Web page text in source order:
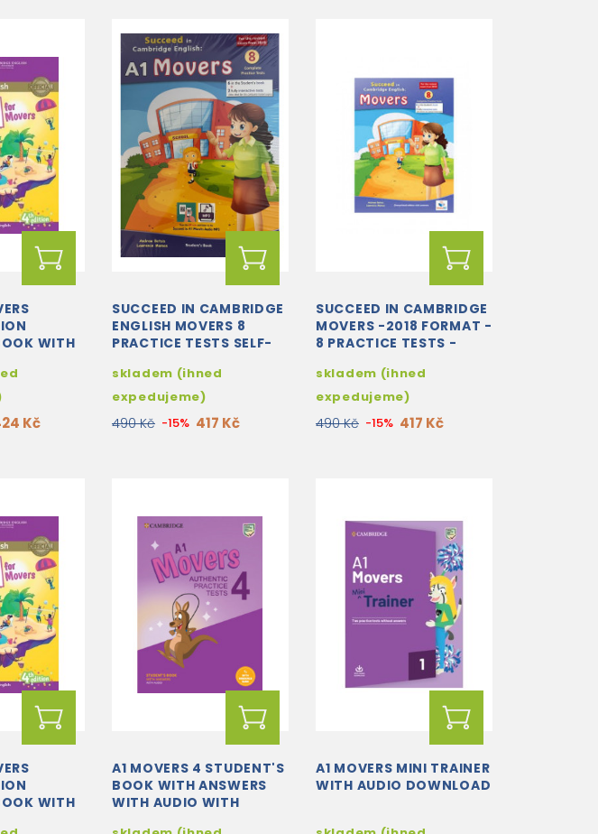
WITH
Kč
SUCCEED IN CAMBRIDGE
ENGLISH MOVERS 8
PRACTICE TESTS SELF-
skladem (ihned
expedujeme)
490 Kč -15% 417 Kč
SUCCEED IN CAMBRIDGE
MOVERS -2018 FORMAT -
8 PRACTICE TESTS -
WITH CD &...
skladem (ihned
expedujeme)
490 Kč -15% 417 Kč
WITH
A1 MOVERS 4 STUDENT'S
BOOK WITH ANSWERS
WITH AUDIO WITH
A1 MOVERS MINI TRAINER
WITH AUDIO DOWNLOAD